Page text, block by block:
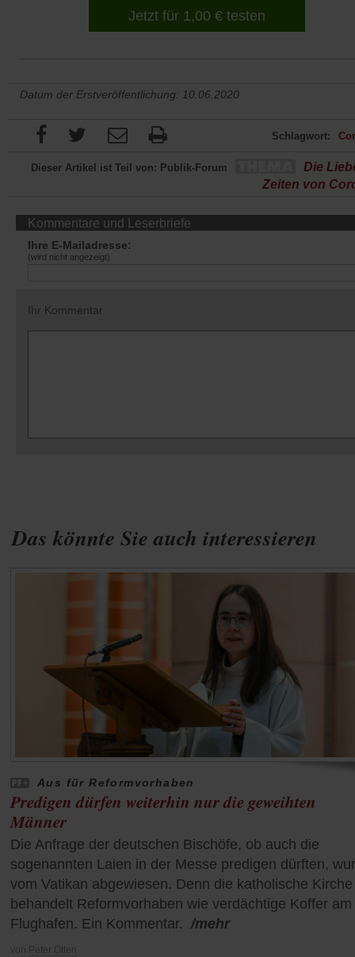
Das könnte Sie auch interessieren
Aus für Reformvorhaben
Predigen dürfen weiterhin nur die geweihten
Männer
Die Anfrage der deutschen Bischöfe, ob auch die
sogenannten Laien in der Messe predigen dürften,
vom Vatikan abgewiesen. Denn die katholische Kirche
behandelt Reformvorhaben wie verdächtige Koffer am
Flughafen. Ein Kommentar. /mehr
von Peter Otten
Jetzt für 1,00 € testen
Datum der Erstveröffentlichung: 10.06.2020
Schlagwort:
Dieser Artikel ist Teil von: Publik-Forum
Die
Zeiten von
Kommentare und Leserbriefe
Ihre E-Mailadresse:
(wird nicht angezeigt)
Ihr Kommentar